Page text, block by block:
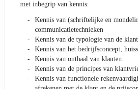
met inbegrip van kennis:
Kennis van (schriftelijke en
communicatietechnieken
Kennis van de typologie van de
Kennis van het bedrijfsconcept,
Kennis van onthaal van klanten
Kennis van de principes van
Kennis van functionele